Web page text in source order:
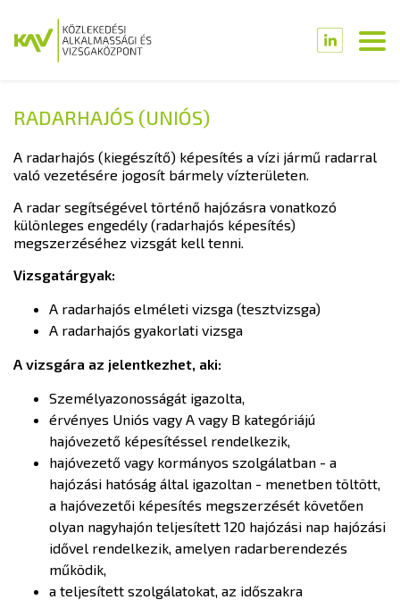
RADARHAJÓS (UNIÓS)
A radarhajós (kiegészítő) képesítés a vízi jármű radarral
való vezetésére jogosít bármely vízterületen.
A radar segítségével történő hajózásra vonatkozó
különleges engedély (radarhajós képesítés)
megszerzéséhez vizsgát kell tenni.
Vizsgatárgyak:
A radarhajós elméleti vizsga (tesztvizsga)
A radarhajós gyakorlati vizsga
A vizsgára az jelentkezhet, aki:
Személyazonosságát igazolta,
érvényes Uniós vagy A vagy B kategóriájú
hajóvezető képesítéssel rendelkezik,
hajóvezető vagy kormányos szolgálatban - a
hajózási hatóság által igazoltan - menetben töltött,
a hajóvezetői képesítés megszerzését követően
olyan nagyhajón teljesített 120 hajózási nap hajózási
idővel rendelkezik, amelyen radarberendezés
működik,
a teljesített szolgálatokat, az időszakra